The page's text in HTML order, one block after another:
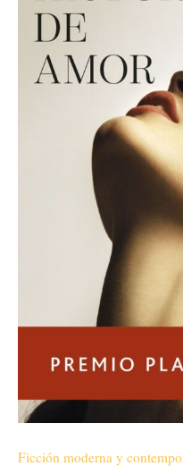
Ficción moderna y